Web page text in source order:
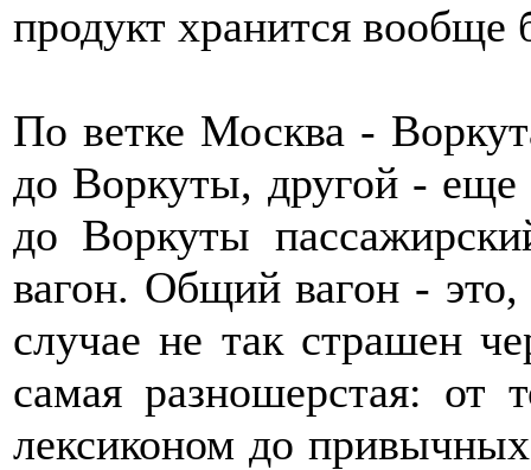
продукт хранится вообще
По ветке Москва -
до Воркуты, другой -
до Воркуты
вагон. Общий вагон -
случае не так страшен
самая разношерстая: от
лексиконом до